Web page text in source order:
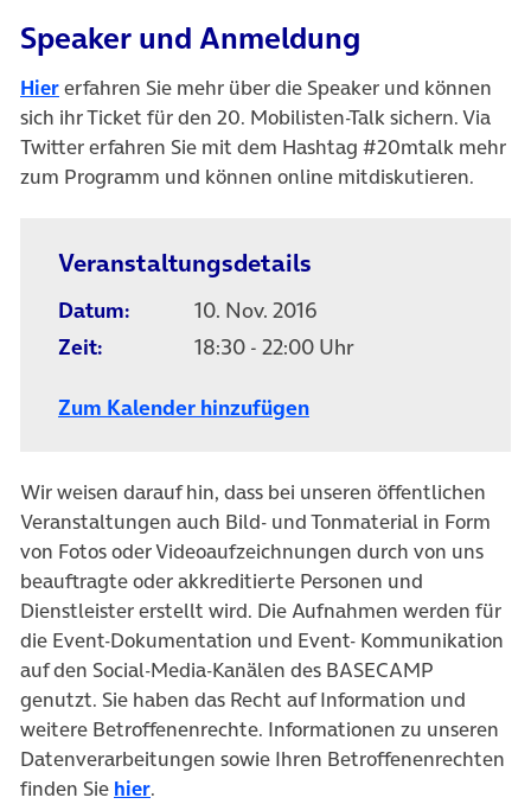
Speaker und Anmeldung
Hiererfahren Sie mehr über die Speaker und können
sich ihr Ticket für den 20. Mobilisten-Talk sichern. Via
Twitter erfahren Sie mit dem Hashtag #20mtalk mehr
zum Programm und können online mitdiskutieren.
Veranstaltungsdetails
Datum:
10. Nov. 2016
Zeit:
18:30 - 22:00 Uhr
Zum Kalender hinzufügen
Wir weisen darauf hin, dass bei unseren öffentlichen
Veranstaltungen auch Bild- und Tonmaterial in Form
von Fotos oder Videoaufzeichnungen durch von uns
beauftragte oder akkreditierte Personen und
Dienstleister erstellt wird. Die Aufnahmen werden für
die Event-Dokumentation und Event- Kommunikation
auf den Social-Media-Kanälen des BASECAMP
genutzt. Sie haben das Recht auf Information und
weitere Betroffenenrechte. Informationen zu unseren
Datenverarbeitungen sowie Ihren Betroffenenrechten
finden Sie hier.